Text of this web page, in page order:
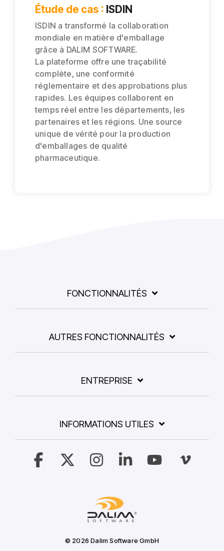
Étude de cas : ISDIN
ISDIN a transformé la collaboration
mondiale en matière d'emballage
grâce à DALIM SOFTWARE.
La plateforme offre une traçabilité
complète, une conformité
réglementaire et des approbations plus
rapides. Les équipes collaborent en
temps réel entre les départements, les
partenaires et les régions. Une source
unique de vérité pour la production
d'emballages de qualité
pharmaceutique.
FONCTIONNALITÉS
AUTRES FONCTIONNALITÉS
ENTREPRISE
INFORMATIONS UTILES
© 2026 Dalim Software GmbH
Facebook InstagramLinkedin YouTube